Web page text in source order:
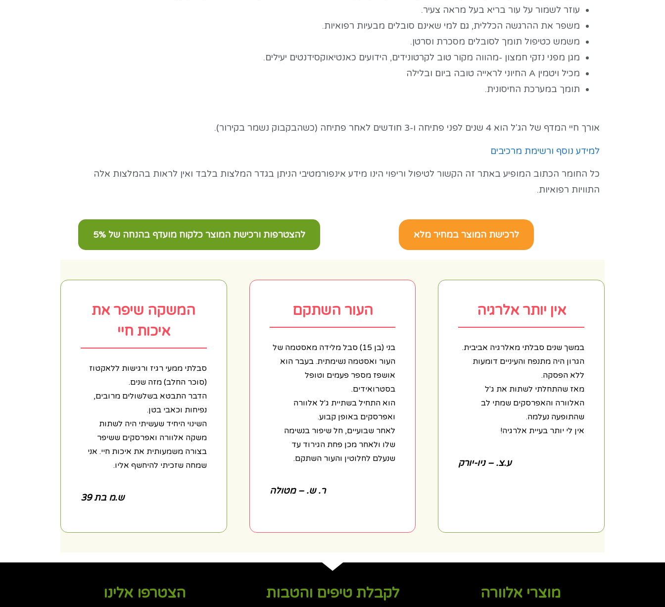
עוזר לשמור על עור בריא בעל מראה צעיר.
משפר את ההרגשה הכללית, גם למי שאינם סובלים מבעיות רפואיות.
משמש כטיפול תומך לסובלים מסכרת וסרטן.
מגן מפני נזקי חמצון -מהווה מקור טוב לקרטונידים, הידועים כאנטיאוקסידנטים יעילים.
מכיל ויטמין A החיוני לראייה טובה ביום ובלילה
תומך במערכת החיסונית.
אורך חיי המדף של הג'ל הוא 4 שנים לפני פתיחה ו-3 חודשים לאחר פתיחה (כשהבקבוק נשמר בקירור).
למידע נוסף ורשימת מרכיבים
כל החומר הכתוב המופיע באתר זה הקשור לטיפול וריפוי הינו מידע אינפורמטיבי הניתן בגדר המלצות בלבד ואין לראות בהמלצות אלה
התוויות רפואיות.
לרכישת המוצר במחיר מלא להצטרפות ורכישת המוצר כלקוח מועדף בהנחה של 5%
אין יותר אלרגיה
במשך שנים סבלתי מאלרגיה אביבית.
הגרון היה מתנפח והעיניים דומעות
ללא הפסקה.
מאז שהתחלתי לשתות את ג'ל
האלוורה והאפרסקים שמתי לב
שהתופעה נעלמה.
אין לי יותר בעיית אלרגיה!
ע.צ. – ניו-יורק
העור השתקם
בני (בן 15) סבל מלידה מאסטמה של
העור ואסטמה נשימתית. בעבר הוא
אושפז מספר פעמים וטופל
בסטרואידים.
הוא התחיל בשתיית ג'ל אלוורה
ואפרסקים באופן קבוע.
לאחר שבועיים, חל שיפור בנשימה
שלו ולאחר מכן פחת הגירוד עד
שנעלם לחלוטין והעור השתקם.
ר. ש. – מטולה
המשקה שיפר את
איכות חיי
סבלתי ממעי רגיז ורגישות ללאקטוז
(סוכר החלב) מזה שנים.
הדבר התבטא בשלשולים מרובים,
נפיחות וכאבי בטן.
השינוי היחיד שעשיתי היה לשתות
משקה אלוורה ואפרסקים ששיפר
בצורה משמעותית את איכות חיי. אני
שמחה שזכיתי להיחשף אליו.
ש.מ בת 39
מוצרי אלוורה לקבלת טיפים והטבות הצטרפו אלינו